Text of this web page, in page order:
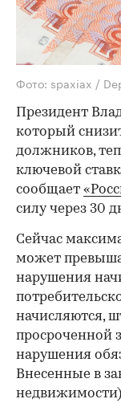
Фото: spaxiax /
Президент
который
должников,
ключевой
сообщает
силу через 30
Сейчас
может
нарушения
начисляются,
просроченной
нарушения
Внесенные в